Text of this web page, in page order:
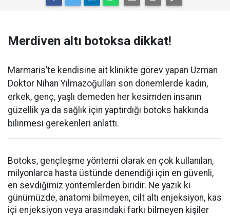
Merdiven altı botoksa dikkat!
Marmaris’te kendisine ait klinikte görev yapan Uzman
Doktor Nihan Yılmazoğulları son dönemlerde kadın,
erkek, genç, yaşlı demeden her kesimden insanın
güzellik ya da sağlık için yaptırdığı botoks hakkında
bilinmesi gerekenleri anlattı.
Botoks, gençleşme yöntemi olarak en çok kullanılan,
milyonlarca hasta üstünde denendiği için en güvenli,
en sevdiğimiz yöntemlerden biridir. Ne yazık ki
günümüzde, anatomi bilmeyen, cilt altı enjeksiyon, kas
içi enjeksiyon veya arasındaki farkı bilmeyen kişiler